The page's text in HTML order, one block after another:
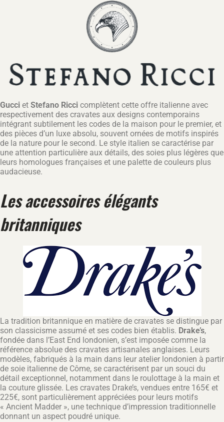
Gucci et Stefano Ricci complètent cette offre italienne avec
respectivement des cravates aux designs contemporains
intégrant subtilement les codes de la maison pour le premier, et
des pièces d’un luxe absolu, souvent ornées de motifs inspirés
de la nature pour le second. Le style italien se caractérise par
une attention particulière aux détails, des soies plus légères que
leurs homologues françaises et une palette de couleurs plus
audacieuse.
Les accessoires élégants
britanniques
La tradition britannique en matière de cravates se distingue par
son classicisme assumé et ses codes bien établis. Drake’s,
fondée dans l’East End londonien, s’est imposée comme la
référence absolue des cravates artisanales anglaises. Leurs
modèles, fabriqués à la main dans leur atelier londonien à partir
de soie italienne de Côme, se caractérisent par un souci du
détail exceptionnel, notamment dans le roulottage à la main et
la couture glissée. Les cravates Drake’s, vendues entre 165€ et
225€, sont particulièrement appréciées pour leurs motifs
« Ancient Madder », une technique d’impression traditionnelle
donnant un aspect poudré unique.